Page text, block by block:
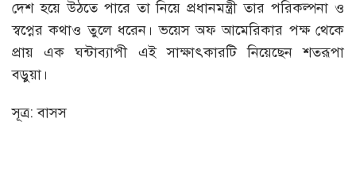
দেশ হয়ে উঠতে পারে তা নিয়ে প্রধানমন্ত্রী তার পরিকল্পনা ও
স্বপ্নের কথাও তুলে ধরেন। ভয়েস অফ আমেরিকার পক্ষ থেকে
প্রায় এক ঘন্টাব্যাপী এই সাক্ষাৎকারটি নিয়েছেন শতরূপা
বড়ুয়া।
সূত্র: বাসস